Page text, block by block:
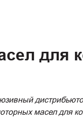
для
масел для